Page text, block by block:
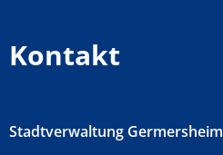
Kontakt
Stadtverwaltung Germersheim